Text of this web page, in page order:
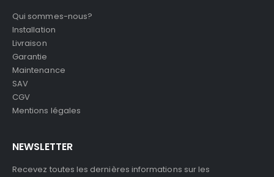
Qui sommes-nous?
Installation
Livraison
Garantie
Maintenance
SAV
CGV
Mentions légales
NEWSLETTER
Recevez toutes les dernières informations sur les